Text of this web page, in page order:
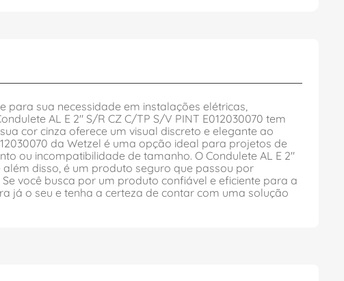
para sua necessidade em instalações elétricas,
AL E 2" S/R CZ C/TP S/V PINT E012030070 tem
cor cinza oferece um visual discreto e elegante ao
da Wetzel é uma opção ideal para projetos de
ou incompatibilidade de tamanho. O Condulete AL E 2"
disso, é um produto seguro que passou por
você busca por um produto confiável e eficiente para a
já o seu e tenha a certeza de contar com uma solução